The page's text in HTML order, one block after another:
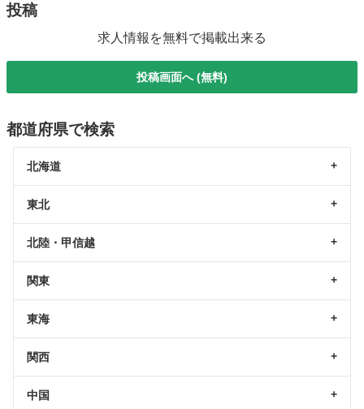
投稿
求人情報を無料で掲載出来る
投稿画面へ (無料)
都道府県で検索
北海道
東北
北陸・甲信越
関東
東海
関西
中国